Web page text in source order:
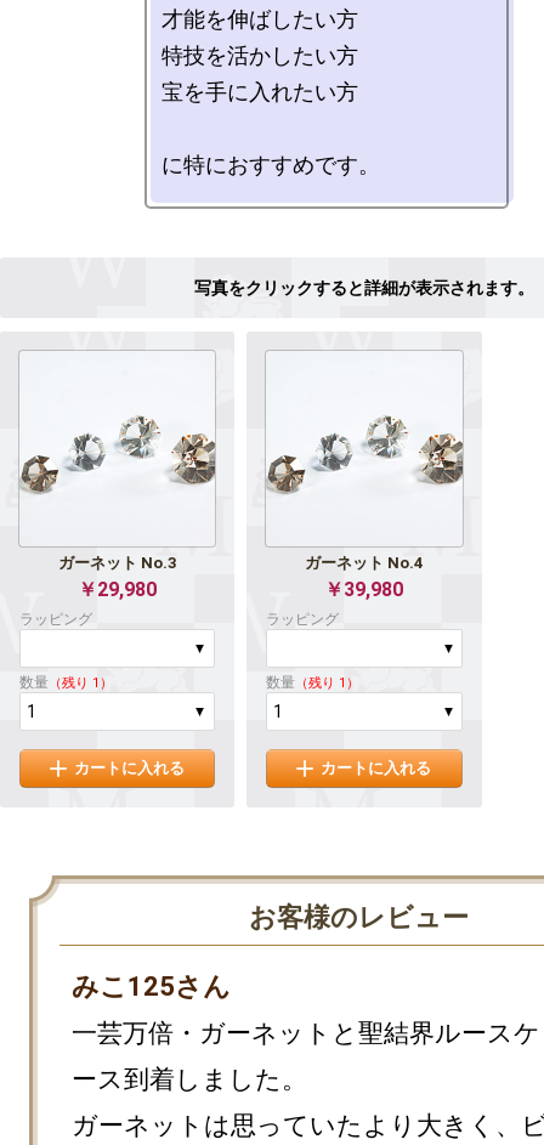
才能を伸ばしたい方
特技を活かしたい方
宝を手に入れたい方
ガーネット No.3
￥29,980
ラッピング
数量 （残り 1）
カートに入れる
ガーネット No.4
￥39,980
ラッピング
数量 （残り 1）
カートに入れる
お客様のレビュー
みこ125さん
一芸万倍・ガーネットと聖結界ルースケ
ース到着しました。
ガーネットは思っていたより大きく、